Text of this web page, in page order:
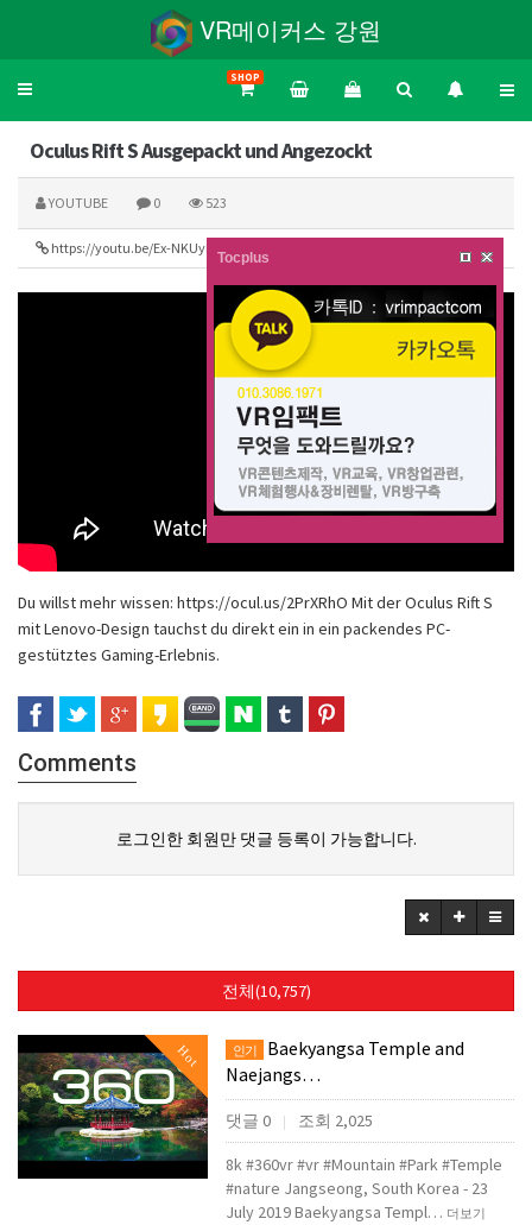
VR메이커스 강원
Toggle
SHOP
Oculus Rift S Ausgepackt und Angezockt
YOUTUBE 0 523
https://youtu.be/Ex-NKUyLYEA
Du willst mehr wissen: https://ocul.us/2PrXRhO Mit der Oculus Rift S
mit Lenovo-Design tauchst du direkt ein in ein packendes PC-
gestütztes Gaming-Erlebnis.
Comments
로그인한 회원만 댓글 등록이 가능합니다.
전체(10,757)
Hot 인기
Baekyangsa Temple and
Naejangs…
댓글 0 조회 2,025
8k #360vr #vr #Mountain #Park #Temple
#nature Jangseong, South Korea - 23
July 2019 Baekyangsa Templ… 더보기
Tocplus